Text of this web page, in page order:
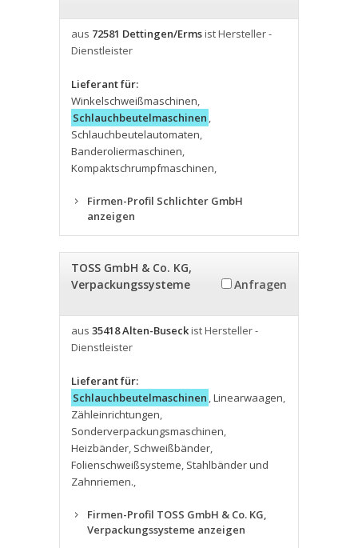
aus 72581 Dettingen/Ermsist Hersteller -
Dienstleister
Lieferant für:
Winkelschweißmaschinen,
Schlauchbeutelmaschinen ,
Schlauchbeutelautomaten,
Banderoliermaschinen,
Kompaktschrumpfmaschinen,
Firmen-Profil Schlichter GmbH
anzeigen
TOSS GmbH & Co. KG,
Verpackungssysteme
Anfragen
aus 35418 Alten-Buseckist Hersteller -
Dienstleister
Lieferant für:
Schlauchbeutelmaschinen ,Linearwaagen,
Zähleinrichtungen,
Sonderverpackungsmaschinen,
Heizbänder, Schweißbänder,
Folienschweißsysteme, Stahlbänder und
Zahnriemen.,
Firmen-Profil TOSS GmbH & Co. KG,
Verpackungssysteme anzeigen